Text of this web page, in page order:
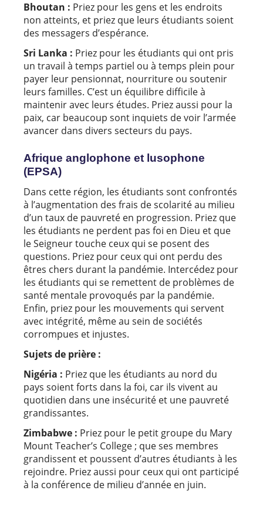
Bhoutan : Priez pour les gens et les endroits
non atteints, et priez que leurs étudiants soient
des messagers d’espérance.
Sri Lanka : Priez pour les étudiants qui ont pris
un travail à temps partiel ou à temps plein pour
payer leur pensionnat, nourriture ou soutenir
leurs familles. C’est un équilibre difficile à
maintenir avec leurs études. Priez aussi pour la
paix, car beaucoup sont inquiets de voir l’armée
avancer dans divers secteurs du pays.
Afrique anglophone et lusophone
(EPSA)
Dans cette région, les étudiants sont confrontés
à l’augmentation des frais de scolarité au milieu
d’un taux de pauvreté en progression. Priez que
les étudiants ne perdent pas foi en Dieu et que
le Seigneur touche ceux qui se posent des
questions. Priez pour ceux qui ont perdu des
êtres chers durant la pandémie. Intercédez pour
les étudiants qui se remettent de problèmes de
santé mentale provoqués par la pandémie.
Enfin, priez pour les mouvements qui servent
avec intégrité, même au sein de sociétés
corrompues et injustes.
Sujets de prière :
Nigéria : Priez que les étudiants au nord du
pays soient forts dans la foi, car ils vivent au
quotidien dans une insécurité et une pauvreté
grandissantes.
Zimbabwe : Priez pour le petit groupe du Mary
Mount Teacher’s College ; que ses membres
grandissent et poussent d’autres étudiants à les
rejoindre. Priez aussi pour ceux qui ont participé
à la conférence de milieu d’année en juin.